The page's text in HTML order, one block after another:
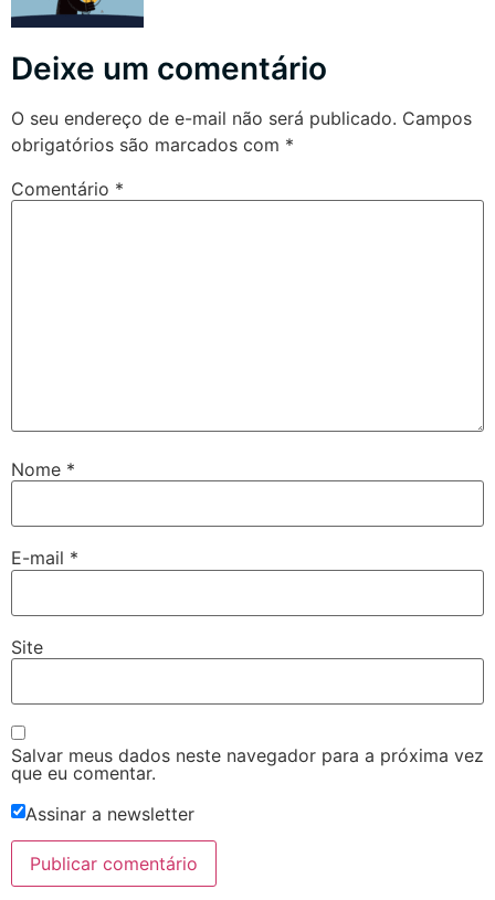
Deixe um comentário
O seu endereço de e-mail não será publicado. Campos
obrigatórios são marcados com *
Comentário *
Nome *
E-mail *
Site
Salvar meus dados neste navegador para a próxima vez
que eu comentar.
Assinar a newsletter